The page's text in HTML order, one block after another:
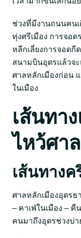
ช่วงที่มีงานถนนคน
ทุ่งศรีเมือง การจอด
หลีกเลี่ยงการจอดกี
สนามบินอุดรแล้วจะ
ศาลหลักเมืองก่อน
ในเมือง
เส้นทา
ไหว้ศา
เส้นทางค
ศาลหลักเมืองอุดร
– คาเฟ่ในเมือง –
คนมาถึงอุดรช่วงบ่า